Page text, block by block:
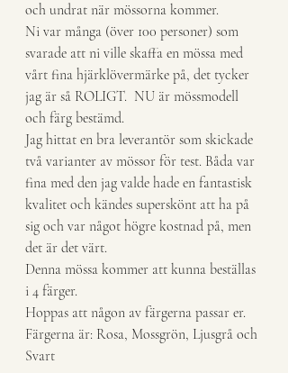
och undrat när mössorna kommer.
Ni var många (över 100 personer) som
svarade att ni ville skaffa en mössa med
vårt fina hjärklövermärke på, det tycker
jag är så ROLIGT.  NU är mössmodell
och färg bestämd.
Jag hittat en bra leverantör som skickade
två varianter av mössor för test. Båda var
fina med den jag valde hade en fantastisk
kvalitet och kändes superskönt att ha på
sig och var något högre kostnad på, men
det är det värt.
Denna mössa kommer att kunna beställas
i 4 färger.
Hoppas att någon av färgerna passar er.
Färgerna är: Rosa, Mossgrön, Ljusgrå och
Svart